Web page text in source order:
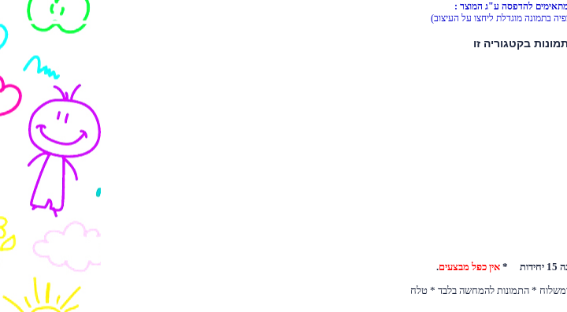
להדפסה ע"ג המוצר :
בתמונה מוגדלת ליחצו על העיצוב)
* אין כפל מבצעים.
ומשלוח * התמונות להמחשה בלבד * טלח